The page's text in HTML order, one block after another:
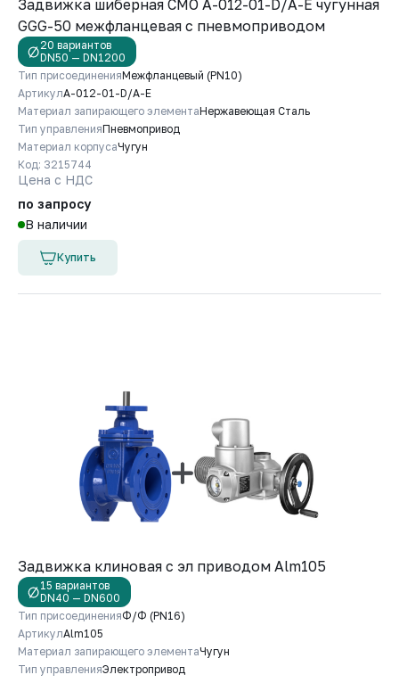
Задвижка шиберная СМО A-012-01-D/A-E чугунная
GGG-50 межфланцевая с пневмоприводом
20 вариантов
DN50 — DN1200
Тип присоединенияМежфланцевый (PN10)
АртикулA-012-01-D/A-E
Материал запирающего элементаНержавеющая Сталь
Тип управленияПневмопривод
Материал корпусаЧугун
Код: 3215744
Цена с НДС
по запросу
В наличии
Купить
Задвижка клиновая с эл приводом Alm105
15 вариантов
DN40 — DN600
Тип присоединенияФ/Ф (PN16)
АртикулAlm105
Материал запирающего элементаЧугун
Тип управленияЭлектропривод